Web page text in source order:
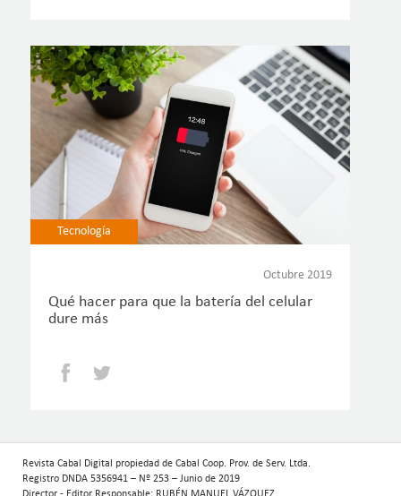
Tecnología
Octubre 2019
Qué hacer para que la batería del celular
dure más
Facebook
Revista Cabal Digital propiedad de Cabal Coop. Prov. de Serv. Ltda.
Registro DNDA 5356941 – Nº 253 – Junio de 2019